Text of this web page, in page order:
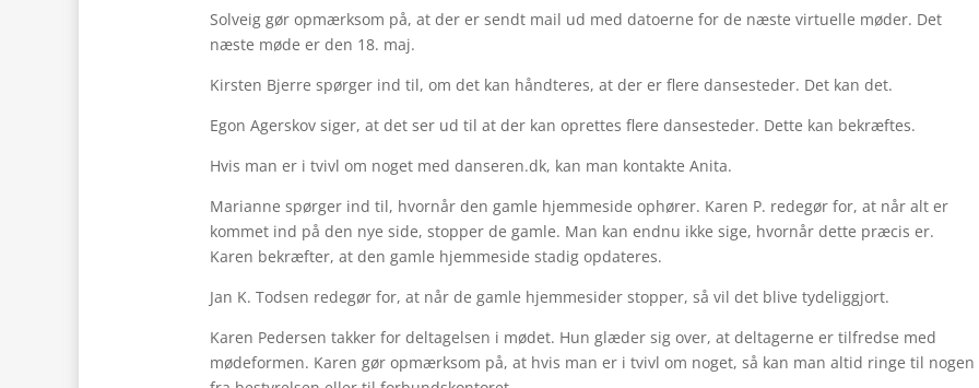
Solveig gør opmærksom på, at der er sendt mail ud med datoerne for de næste virtuelle møder. Det
næste møde er den 18. maj.
Kirsten Bjerre spørger ind til, om det kan håndteres, at der er flere dansesteder. Det kan det.
Egon Agerskov siger, at det ser ud til at der kan oprettes flere dansesteder. Dette kan bekræftes.
Hvis man er i tvivl om noget med danseren.dk, kan man kontakte Anita.
Marianne spørger ind til, hvornår den gamle hjemmeside ophører. Karen P. redegør for, at når alt er
kommet ind på den nye side, stopper de gamle. Man kan endnu ikke sige, hvornår dette præcis er.
Karen bekræfter, at den gamle hjemmeside stadig opdateres.
Jan K. Todsen redegør for, at når de gamle hjemmesider stopper, så vil det blive tydeliggjort.
Karen Pedersen takker for deltagelsen i mødet. Hun glæder sig over, at deltagerne er tilfredse med
mødeformen. Karen gør opmærksom på, at hvis man er i tvivl om noget, så kan man altid ringe til nogen